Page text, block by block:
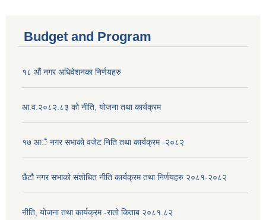
Budget and Program
१८ औं नगर अधिवेशनका निर्णयहरु
आ.व.२०८२.८३ को नीति, योजना तथा कार्यक्रम
१७ आै नगर सभाकाे वजेट निति तथा कार्यक्रम -२०८२
छैटौ नगर सभाको संशोधित नीति कार्यक्रम तथा निर्णयहरु २०८१-२०८२
नीति, योजना तथा कार्यक्रम -रातो किताब २०८१.८२